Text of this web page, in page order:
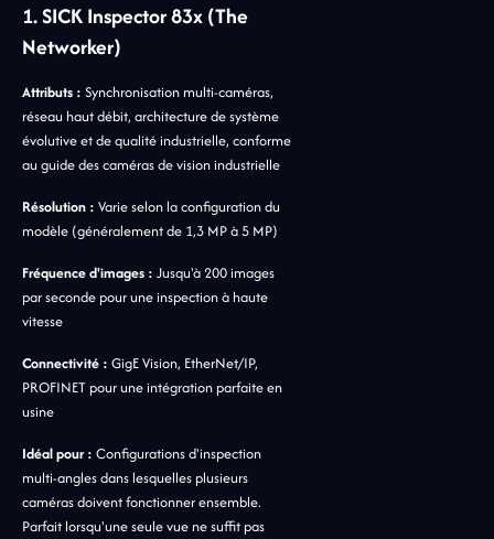
1. SICK Inspector 83x (The
Networker)
Attributs : Synchronisation multi-caméras,
réseau haut débit, architecture de système
évolutive et de qualité industrielle, conforme
au guide des caméras de vision industrielle
Résolution : Varie selon la configuration du
modèle (généralement de 1,3 MP à 5 MP)
Fréquence d'images : Jusqu'à 200 images
par seconde pour une inspection à haute
vitesse
Connectivité : GigE Vision, EtherNet/IP,
PROFINET pour une intégration parfaite en
usine
Idéal pour : Configurations d'inspection
multi-angles dans lesquelles plusieurs
caméras doivent fonctionner ensemble.
Parfait lorsqu'une seule vue ne suffit pas